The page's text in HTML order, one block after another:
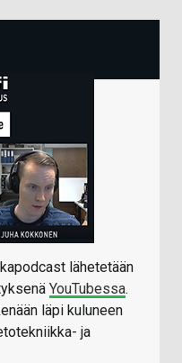
lähetetään
YouTubessa.
läpi kuluneen
ja